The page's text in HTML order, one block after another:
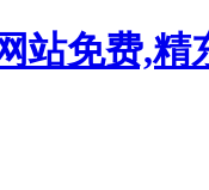
站免费,精